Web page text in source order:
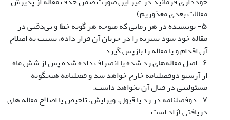
مقالات بعدی معذوریم).
۵- نویسنده در هر زمانی که متوجه هر گونه خطا و بی‌دقتی در
مقاله خود شود نشریه را در جریان آن قرار داده، نسبت به اصلاح
آن اقدام و یا مقاله را بازپس گیرد.
۶- اصل مقاله‌های رد شده یا انصراف داده شده پس از شش ماه
از آرشیو دوفصلنامه خارج خواهد شد و فصلنامه هیچگونه
مسئولیتی در قبال آن نخواهد داشت.
۷- دوفصلنامه در رد یا قبول، ویرایش، تلخیص یا اصلاح مقاله های
دریافتی آزاد است.